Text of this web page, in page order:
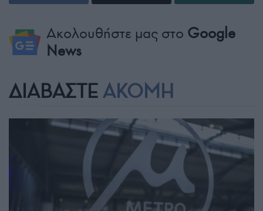
Ακολουθήστε μας στο Google
News
ΔΙΑΒΑΣΤΕ ΑΚΟΜΗ